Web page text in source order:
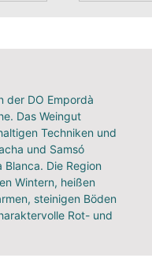
der DO Empordà
Das Weingut
Techniken und
und Samsó
Die Region
Wintern, heißen
steinigen Böden
Rot- und